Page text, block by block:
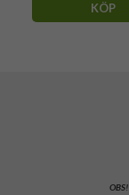
KÖP
OBS!